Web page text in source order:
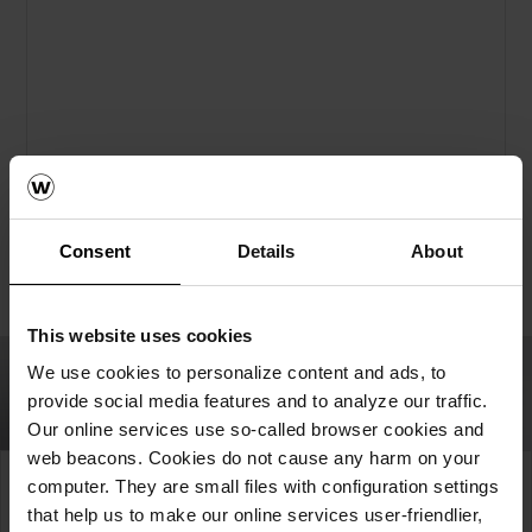
Consent Details About
This website uses cookies
We use cookies to personalize content and ads, to
provide social media features and to analyze our traffic.
Our online services use so-called browser cookies and
web beacons. Cookies do not cause any harm on your
computer. They are small files with configuration settings
that help us to make our online services user-friendlier,
Медитерански
Згради што потсетуваат на Медитеранот
Инспирирајте се.